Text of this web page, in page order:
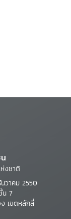
งชาติ
วาคม 2550
น 7
เขตหลักสี่